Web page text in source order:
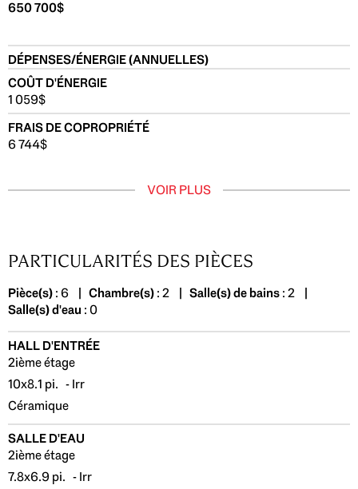
650 700$
DÉPENSES/ÉNERGIE (ANNUELLES)
COÛT D'ÉNERGIE
1 059$
FRAIS DE COPROPRIÉTÉ
6 744$
VOIR PLUS
PARTICULARITÉS DES PIÈCES
Pièce(s): 6 | Chambre(s): 2 | Salle(s) de bains: 2 |
Salle(s) d'eau : 0
HALL D'ENTRÉE
2ième étage
10x8.1 pi. - Irr
Céramique
SALLE D'EAU
2ième étage
7.8x6.9 pi. - Irr